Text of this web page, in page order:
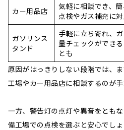
カー用品店
気軽に相談でき、
点検やガス補充に
ガソリンス
タンド
手軽に立ち寄れ、
量チェックができ
とも
原因がはっきりしない段階では、
工場やカー用品店に相談するのが手
一方、警告灯の点灯や異音をとも
備工場での点検を選ぶと安心でしょ